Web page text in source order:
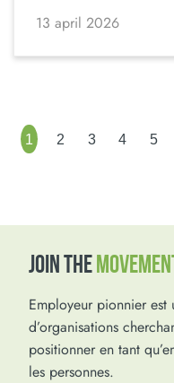
13 april 2026
1 2 3 4 5
JOIN THE
Employeur pionnier est
d’organisations
positionner en tant
les personnes.